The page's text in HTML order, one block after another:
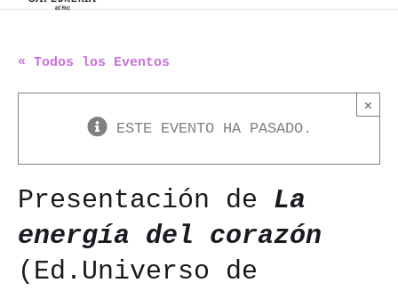
« Todos los Eventos
×
ESTE EVENTO HA PASADO.
Presentación de La
energía del corazón
(Ed.Universo de